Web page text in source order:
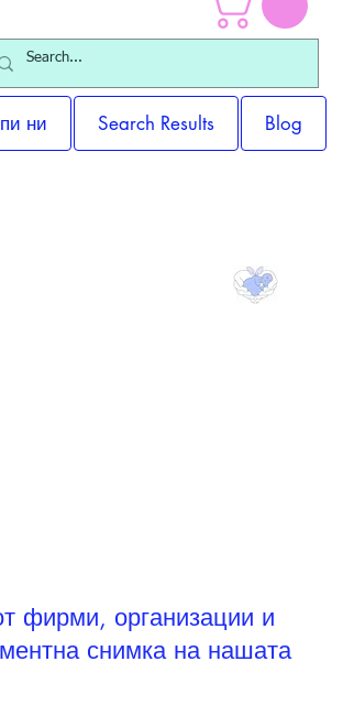
ни Search Results Blog
фирми, организации и
снимка на нашата
Продукти